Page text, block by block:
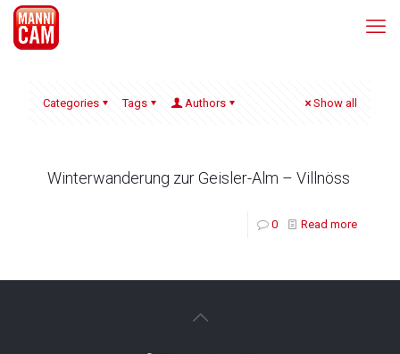
Categories Tags Authors Show all
Winterwanderung zur Geisler-Alm – Villnöss
0 Read more